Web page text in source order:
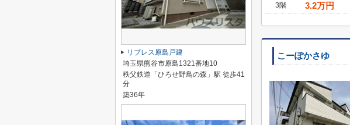
3階
3.2万円
こーぽかさゆ
リブレス原島戸建
埼玉県熊谷市原島1321番地10
秩父鉄道「ひろせ野鳥の森」駅 徒歩41
分
築36年